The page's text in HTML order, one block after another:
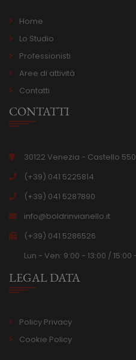
Home
Lo Studio
Professionisti
Aree di attività
Contatti
CONTATTI
30122 Venezia - Castello
(+39) 041 5225814
(+39) 041 5287890
info@boldrinvianello.it
(+39) 041 5286526
Lun - Ven: 9:00 - 13:00 / 15:00
LEGAL DATA
Policy Privacy
Cookie Policy